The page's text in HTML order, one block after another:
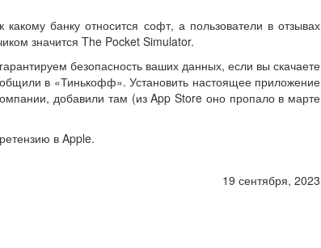
банку относится софт, а пользователи в отзывах
значится The Pocket Simulator.
безопасность ваших данных, если вы скачаете
в «Тинькофф». Установить настоящее приложение
добавили там (из App Store оно пропало в марте
в Apple.
19 сентября, 2023